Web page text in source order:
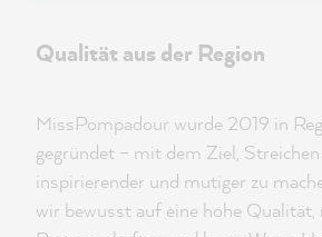
Qualität aus der Region
MissPompadour wurde 2019 in
gegründet – mit dem Ziel,
inspirierender und mutiger zu
wir bewusst auf eine hohe Qualität,